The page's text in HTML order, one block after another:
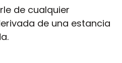
de cualquier
de una estancia